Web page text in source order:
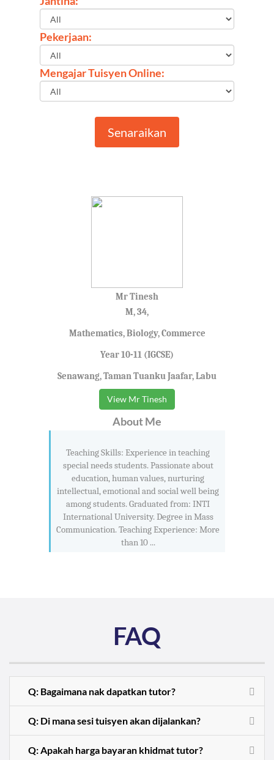
Pekerjaan:
Mengajar Tuisyen Online:
Senaraikan
Mr Tinesh
M, 34,
Mathematics, Biology, Commerce
Year 10-11 (IGCSE)
Senawang, Taman Tuanku Jaafar, Labu
View Mr Tinesh
About Me
Teaching Skills: Experience in teaching
special needs students. Passionate about
education, human values, nurturing
intellectual, emotional and social well being
among students. Graduated from: INTI
International University. Degree in Mass
Communication. Teaching Experience: More
than 10 ...
FAQ
Q: Bagaimana nak dapatkan tutor?
Q: Di mana sesi tuisyen akan dijalankan?
Q: Apakah harga bayaran khidmat tutor?